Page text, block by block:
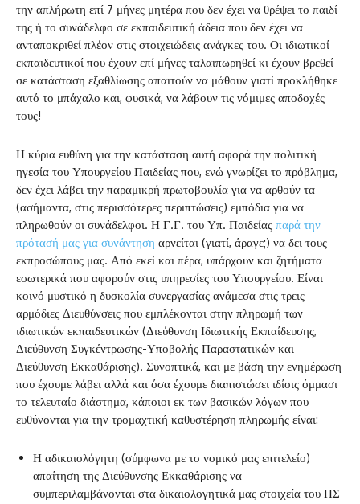
την απλήρωτη επί 7 μήνες μητέρα που δεν έχει να θρέψει το παιδί
της ή το συνάδελφο σε εκπαιδευτική άδεια που δεν έχει να
ανταποκριθεί πλέον στις στοιχειώδεις ανάγκες του. Οι ιδιωτικοί
εκπαιδευτικοί που έχουν επί μήνες ταλαιπωρηθεί κι έχουν βρεθεί
σε κατάσταση εξαθλίωσης απαιτούν να μάθουν γιατί προκλήθηκε
αυτό το μπάχαλο και, φυσικά, να λάβουν τις νόμιμες αποδοχές
τους!
Η κύρια ευθύνη για την κατάσταση αυτή αφορά την πολιτική
ηγεσία του Υπουργείου Παιδείας που, ενώ γνωρίζει το πρόβλημα,
δεν έχει λάβει την παραμικρή πρωτοβουλία για να αρθούν τα
(ασήμαντα, στις περισσότερες περιπτώσεις) εμπόδια για να
πληρωθούν οι συνάδελφοι. Η Γ.Γ. του Υπ. Παιδείας παρά την
πρότασή μας για συνάντηση αρνείται (γιατί, άραγε;) να δει τους
εκπροσώπους μας. Από εκεί και πέρα, υπάρχουν και ζητήματα
εσωτερικά που αφορούν στις υπηρεσίες του Υπουργείου. Είναι
κοινό μυστικό η δυσκολία συνεργασίας ανάμεσα στις τρεις
αρμόδιες Διευθύνσεις που εμπλέκονται στην πληρωμή των
ιδιωτικών εκπαιδευτικών (Διεύθυνση Ιδιωτικής Εκπαίδευσης,
Διεύθυνση Συγκέντρωσης-Υποβολής Παραστατικών και
Διεύθυνση Εκκαθάρισης). Συνοπτικά, και με βάση την ενημέρωση
που έχουμε λάβει αλλά και όσα έχουμε διαπιστώσει ιδίοις όμμασι
το τελευταίο διάστημα, κάποιοι εκ των βασικών λόγων που
ευθύνονται για την τρομαχτική καθυστέρηση πληρωμής είναι:
Η αδικαιολόγητη (σύμφωνα με το νομικό μας επιτελείο)
απαίτηση της Διεύθυνσης Εκκαθάρισης να
συμπεριλαμβάνονται στα δικαιολογητικά μας στοιχεία του ΠΣ